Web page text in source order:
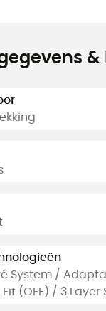
&
System /
(OFF) / 3 Layer